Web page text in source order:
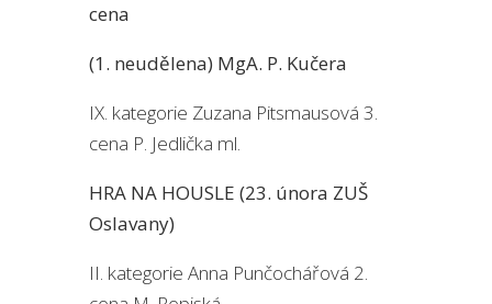
cena
(1. neudělena) MgA. P. Kučera
IX. kategorie Zuzana Pitsmausová 3.
cena P. Jedlička ml.
HRA NA HOUSLE (23. února ZUŠ
Oslavany)
II. kategorie Anna Punčochářová 2.